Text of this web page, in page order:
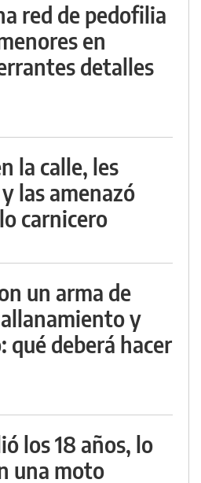
red de pedofilia
en
detalles
la calle, les
las amenazó
carnicero
un arma de
y
qué deberá hacer
los 18 años, lo
una moto